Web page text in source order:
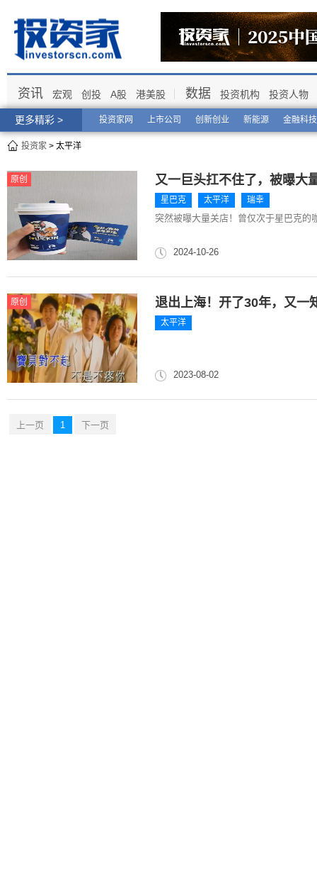
更多精彩 > 投资家网 上市公司 创新创业 新能源 金融科技
资讯 宏观 创投 A股 港美股 数据 投资机构 投资人物
投资家 > 太平洋
原创 又一巨头扛不住了，被曝大
星巴克 太平洋 瑞幸
突然被曝大量关店！曾仅次于星巴克的
2024-10-26
原创 退出上海！开了30年，又一
太平洋
2023-08-02
上一页 1 下一页